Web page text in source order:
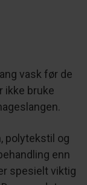
vask før de
ikke bruke
polytekstil og
enn
spesielt viktig